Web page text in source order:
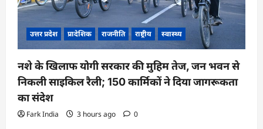
उत्तर प्रदेश प्रादेशिक राजनीति राष्ट्रीय स्वास्थ्य
नशे के खिलाफ योगी सरकार की मुहिम तेज, जन भवन से
निकली साइकिल रैली; 150 कार्मिकों ने दिया जागरूकता
का संदेश
Fark India 3 hours ago 0